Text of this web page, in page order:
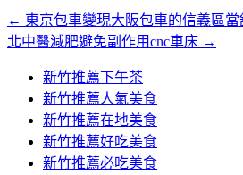
文
章
← 東京包車變現大阪包車的信義區
北中醫減肥避免副作用cnc車床 →
新竹推薦下午茶
新竹推薦人氣美食
新竹推薦在地美食
新竹推薦好吃美食
新竹推薦必吃美食